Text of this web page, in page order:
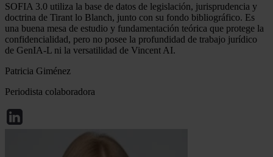
SOFIA 3.0 utiliza la base de datos de legislación, jurisprudencia y
doctrina de Tirant lo Blanch, junto con su fondo bibliográfico. Es
una buena mesa de estudio y fundamentación teórica que protege la
confidencialidad, pero no posee la profundidad de trabajo jurídico
de GenIA-L ni la versatilidad de Vincent AI.
Patricia Giménez
Periodista colaboradora